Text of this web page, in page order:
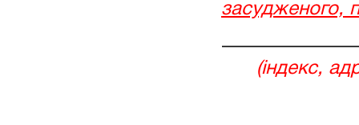
засудженого,
(індекс, адреса